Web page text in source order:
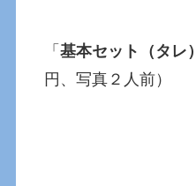
「基本セット（タレ）
円、写真２人前）